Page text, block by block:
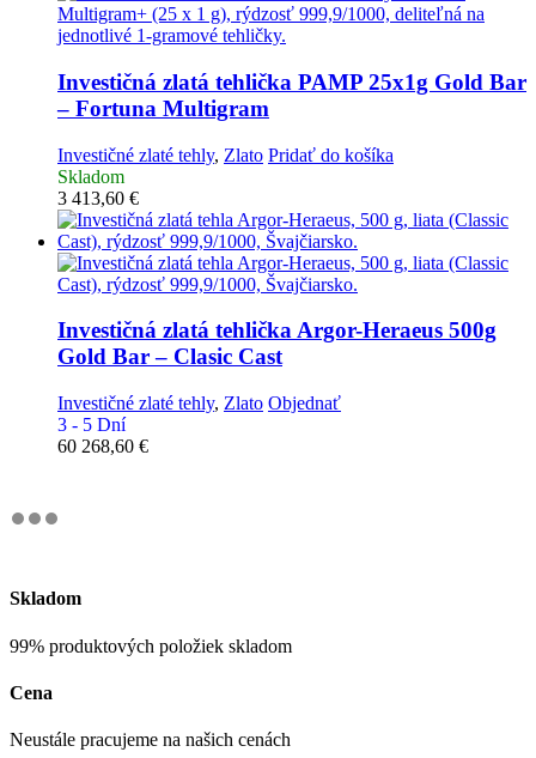
Investičná zlatá tehlička PAMP 25x1g Gold Bar
– Fortuna Multigram
Investičné zlaté tehly, Zlato Pridať do košíka
Skladom
3 413,60 €
Investičná zlatá tehličkaArgor-Heraeus 500g
Gold Bar – Clasic Cast
Investičné zlaté tehly, Zlato Objednať
3 - 5 Dní
60 268,60 €
Skladom
99% produktových položiek skladom
Cena
Neustále pracujeme na našich cenách